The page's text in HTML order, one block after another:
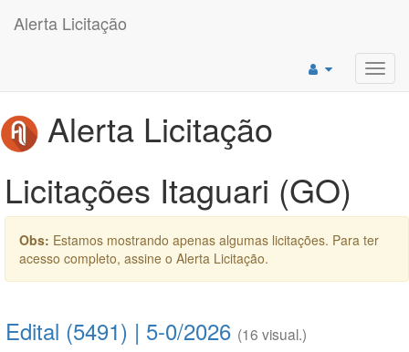
Alerta Licitação
Alerta Licitação
Licitações Itaguari (GO)
Obs: Estamos mostrando apenas algumas licitações. Para ter
acesso completo, assine o Alerta Licitação.
Edital (5491) | 5-0/2026 (16 visual.)